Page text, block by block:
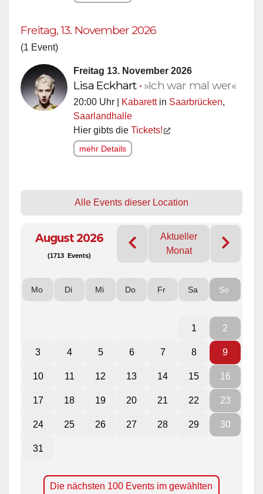
Freitag, 13. November 2026
(1 Event)
Freitag 13. November 2026
Lisa Eckhart • »Ich war mal wer«
20:00 Uhr | Kabarettin Saarbrücken,
Saarlandhalle
Hier gibts die Tickets!
mehr Details
Alle Events dieser Location
August 2026
(1713 Events)
Aktueller
Monat
Mo Di Mi Do Fr Sa So
1 2
3 4 5 6 7 8 9
10 11 12 13 14 15 16
17 18 19 20 21 22 23
24 25 26 27 28 29 30
31
Die nächsten 100 Events im gewählten